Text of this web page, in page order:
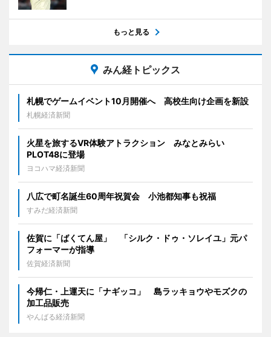
もっと見る
みん経トピックス
札幌でゲームイベント10月開催へ 高校生向け企画を新設
札幌経済新聞
火星を旅するVR体験アトラクション みなとみらい
PLOT48に登場
ヨコハマ経済新聞
八広で町名誕生60周年祝賀会 小池都知事も祝福
すみだ経済新聞
佐賀に「ばくてん屋」 「シルク・ドゥ・ソレイユ」元パ
フォーマーが指導
佐賀経済新聞
今帰仁・上運天に「ナギッコ」 島ラッキョウやモズクの
加工品販売
やんばる経済新聞